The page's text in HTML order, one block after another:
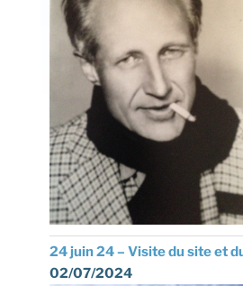
24 juin 24 – Visite du site et
02/07/2024